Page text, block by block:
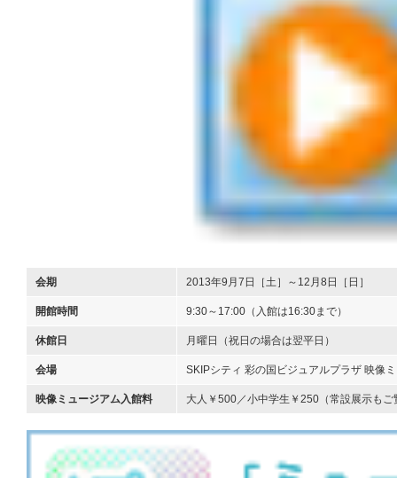
会期 2013年9月7日［土］～12月8日［日］
開館時間 9:30～17:00（入館は16:30まで）
休館日 月曜日（祝日の場合は翌平日）
会場 SKIPシティ 彩の国ビジュアルプラザ 映像
映像ミュージアム入館料 大人￥500／小中学生￥250（常設展示もご